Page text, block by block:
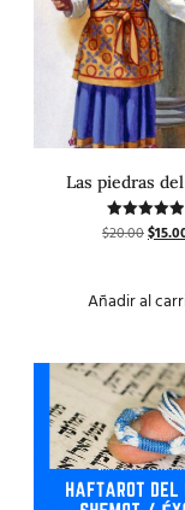
Las piedras
Valorado
con
$20.00$
Añadir al